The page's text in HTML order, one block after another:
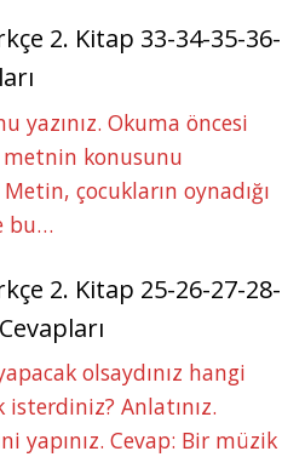
2. Kitap 33-34-35-36-
yazınız. Okuma öncesi
metnin konusunu
Metin, çocukların oynadığı
bu…
2. Kitap 25-26-27-28-
olsaydınız hangi
Anlatınız.
yapınız. Cevap: Bir müzik